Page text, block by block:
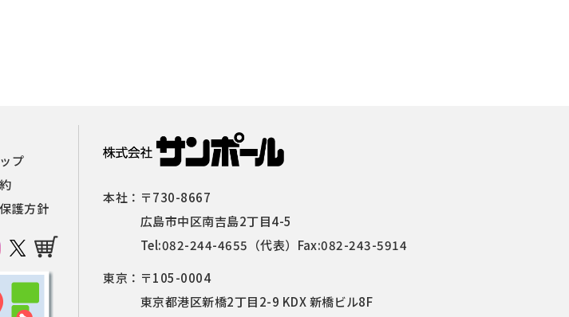
プ
護方針
本社： 〒730-8667
広島市中区南吉島2丁目4-5
Tel:082-244-4655 （代表）Fax:082-243-5914
東京： 〒105-0004
東京都港区新橋2丁目2-9 KDX 新橋ビル8F